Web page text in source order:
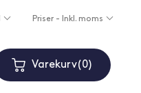
Priser - Inkl. moms
Varekurv 0